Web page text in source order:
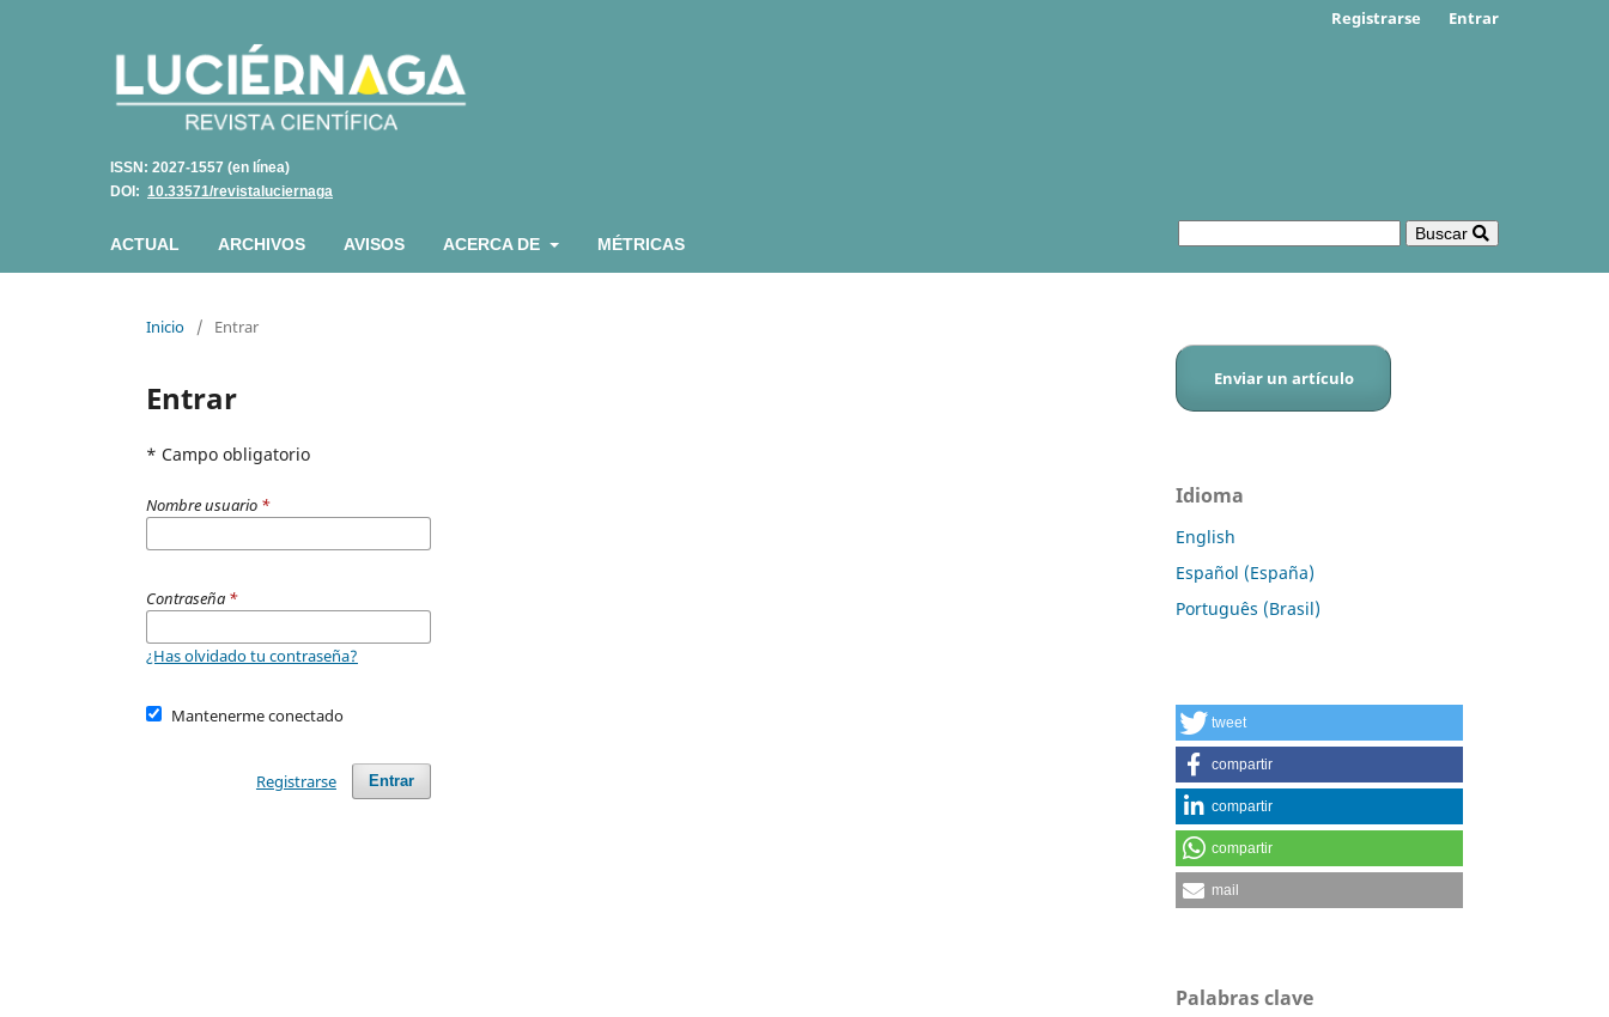
ISSN: 2027-1557 (en línea)
DOI: 10.33571/revistaluciernaga
ACTUAL ARCHIVOS AVISOS ACERCA DE MÉTRICAS
Buscar
Registrarse Entrar
Inicio / Entrar
Entrar
* Campo obligatorio
Nombre usuario *
Contraseña *
¿Has olvidado tu contraseña?
Mantenerme conectado
Entrar
Registrarse
Enviar un artículo
Idioma
English
Español (España)
Português (Brasil)
tweet
compartir
compartir
compartir
mail
Palabras clave